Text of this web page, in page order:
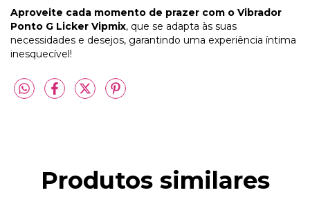
Aproveite cada momento de prazer com o Vibrador
Ponto G Licker Vipmix, que se adapta às suas
necessidades e desejos, garantindo uma experiência íntima
inesquecível!
Produtos similares